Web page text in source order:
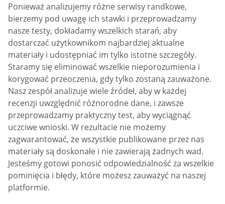
Ponieważ analizujemy różne serwisy randkowe,
bierzemy pod uwagę ich stawki i przeprowadzamy
nasze testy, dokładamy wszelkich starań, aby
dostarczać użytkownikom najbardziej aktualne
materiały i udostępniać im tylko istotne szczegóły.
Staramy się eliminować wszelkie nieporozumienia i
korygować przeoczenia, gdy tylko zostaną zauważone.
Nasz zespół analizuje wiele źródeł, aby w każdej
recenzji uwzględnić różnorodne dane, i zawsze
przeprowadzamy praktyczny test, aby wyciągnąć
uczciwe wnioski. W rezultacie nie możemy
zagwarantować, że wszystkie publikowane przez nas
materiały są doskonałe i nie zawierają żadnych wad.
Jesteśmy gotowi ponosić odpowiedzialność za wszelkie
pominięcia i błędy, które możesz zauważyć na naszej
platformie.